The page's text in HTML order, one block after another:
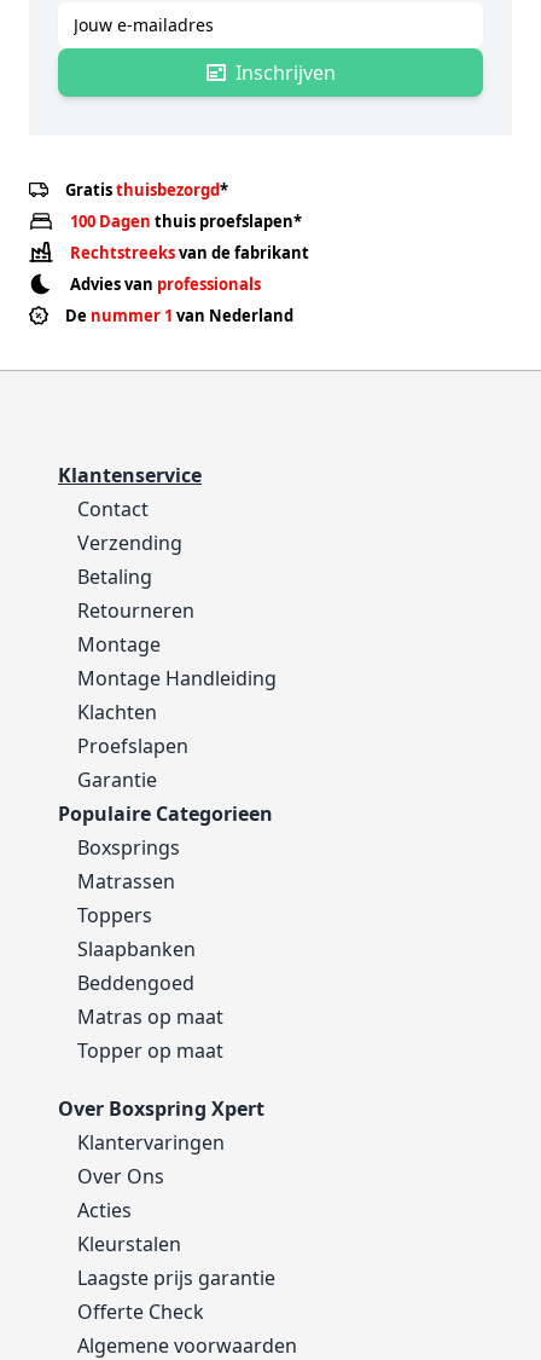
Emailadres
Inschrijven
Gratisthuisbezorgd*
100 Dagen thuis proefslapen*
Rechtstreeksvan de fabrikant
Advies van professionals
De nummer 1 van Nederland
Klantenservice
Contact
Verzending
Betaling
Retourneren
Montage
Montage Handleiding
Klachten
Proefslapen
Garantie
Populaire Categorieen
Boxsprings
Matrassen
Toppers
Slaapbanken
Beddengoed
Matras op maat
Topper op maat
Over Boxspring Xpert
Klantervaringen
Over Ons
Acties
Kleurstalen
Laagste prijs garantie
Offerte Check
Algemene voorwaarden